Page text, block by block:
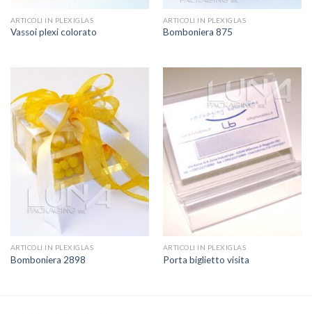
ARTICOLI IN PLEXIGLAS
Vassoi plexi colorato
ARTICOLI IN PLEXIGLAS
Bomboniera 875
ARTICOLI IN PLEXIGLAS
Bomboniera 2898
ARTICOLI IN PLEXIGLAS
Porta biglietto visita